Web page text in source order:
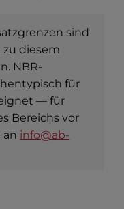
sind
diesem
NBR-
für
— für
Bereichs vor
an info@ab-